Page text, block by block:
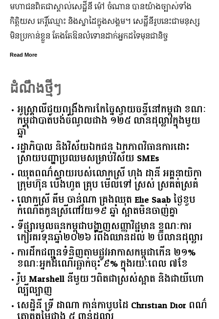
ដើម្បីជំរុញ និងលើកកម្ពស់វិស័យទេសចរណ៍នៅរាជធានីភ្នំពេញ ឱ្យ
កាន់តែរស់រវើក ស្របពេលដែលពិភពលោកទាំងមូល នឹង​សាទរឆ្នាំថ្មី
ឆ្នាំសកល ២០២៦នាពេលខាងមុននេះ រដ្ឋបាលរាជធានីភ្នំពេញ
នឹងបើកឱ្យដំណើរការជាធម្មតានូវ “ផ្លូវថ្មើរជើងចតុមុខ” រយៈពេល
Read More
ដំណឹងថ្មីៗ
អូស្ត្រាលី​ជួយ​ពង្រឹង​ការ​កែច្នៃ​ស្វាយចន្ទី​នៅ​កម្ពុជា​ ​ខណៈ​
កម្ពុជា​បាត់បង់​ចំណូល​ជាង​ ​១២៥​ ​លាន​ដុល្លារ​ក្នុង​មួយ​
ឆ្នាំ​
រដ្ឋាភិបាល​ ​និង​វិស័យ​ឯកជន ​ឯកភាព​វិធានការ​ដោះ
ស្រាយ​បញ្ហា​ប្រឈម​​សម្រាប់​វិស័យ​ ​SMEs​
ឈុតពណ៌ស្វាយរបស់លោកស្រី ហុង ដានី អគ្គ​នាយិកា​
ក្រុមហ៊ុន ប៉េងហួត គ្រុប មើលទៅ ស្រស់ ស្រគត់ស្រគំ
លោកស្រី គឹម ចាន់ណា គ្រងឈុត Elie Saab ថ្ងៃខួប
កំណើតកូនស្រីពៅវ័យ១៩ ឆ្នាំ ស្អាតមិនចាញ់គ្នា
ទីផ្សារ​មូលធន​កម្ពុជា​បង្ហាញ​សញ្ញា​វិជ្ជមាន​ ​ខណៈ​ការ​
កៀរគរ​ទុន​ឆ្នាំ​២០២៦​ ​រំពឹង​ឈានដល់​ ​២​ ​ប៊ីលាន​ដុល្លារ​
ការដឹកជញ្ជូនទំនិញតាមផ្លូវអាកាសកម្ពុជាកើន ២១%
ខណៈអ្នកដំណើរធ្លាក់ចុះ ៩% ក្នុងរយៈពេល ៧ខែ
រ៉ូប Marshell នីមួយៗពិតជាស្រស់ស្អាត និងជាយីហោ